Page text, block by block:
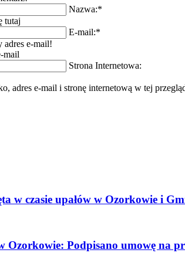
Nazwa:*
tutaj
E-mail:*
adres e-mail!
mail
Strona Internetowa:
adres e-mail i stronę internetową w tej
w czasie upałów w Ozorkowie i
Ozorkowie: Podpisano umowę na